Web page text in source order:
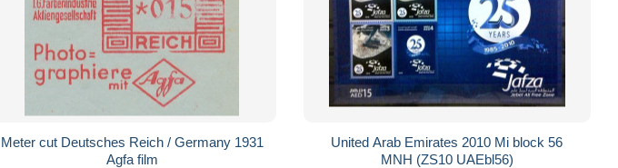
Meter cut Deutsches Reich / Germany 1931
Agfa film
United Arab Emirates 2010 Mi block 56
MNH (ZS10 UAEbl56)